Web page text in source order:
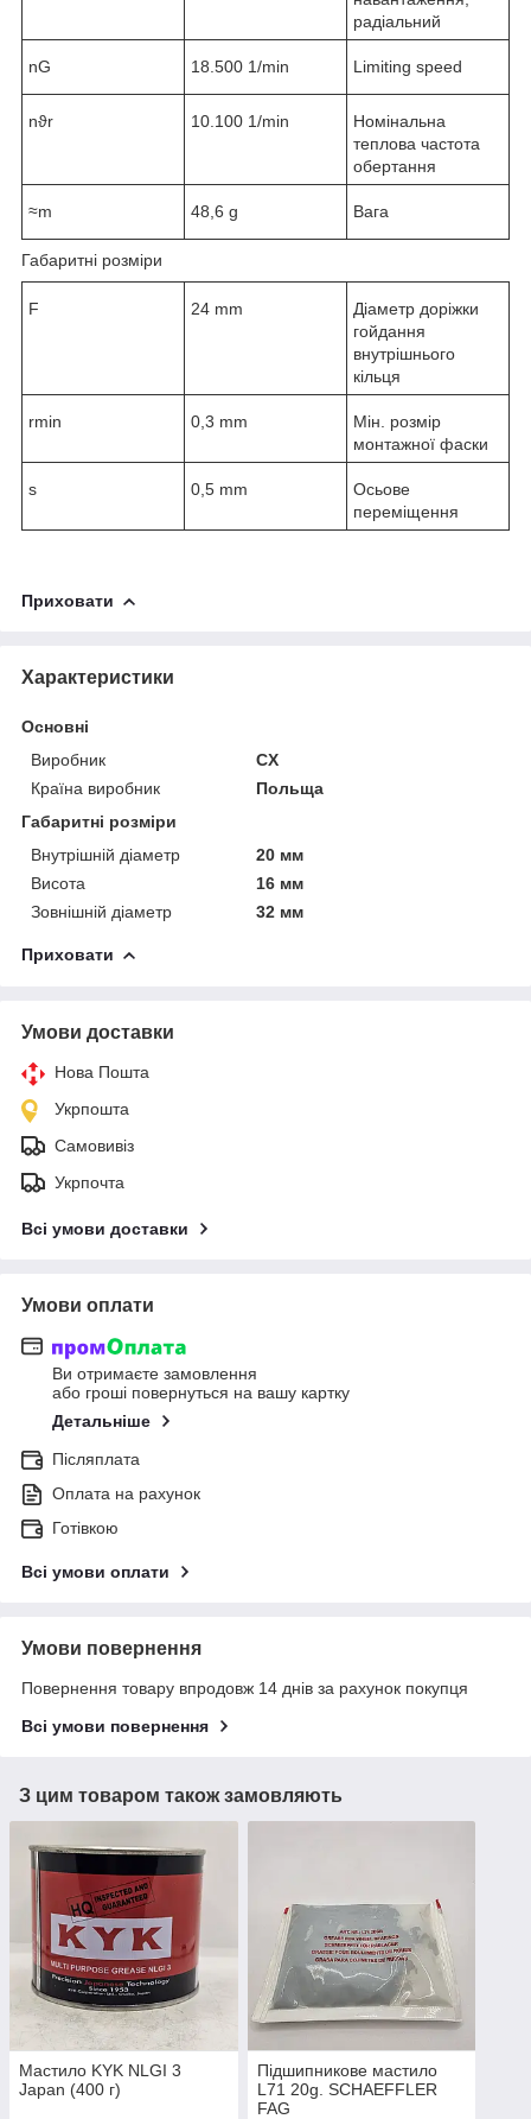
радіальний
nG 18.500 1/min Limiting speed
nϑr 10.100 1/min
Номінальна
теплова частота
обертання
≈m 48,6 g Вага
Габаритні розміри
F 24 mm
Діаметр доріжки
гойдання
внутрішнього
кільця
rmin 0,3 mm
Мін. розмір
монтажної фаски
s 0,5 mm
Осьове
переміщення
Приховати
Характеристики
Основні
Виробник
CX
Країна виробник
Польща
Габаритні розміри
Внутрішній діаметр
20 мм
Висота
16 мм
Зовнішній діаметр
32 мм
Приховати
Умови доставки
Нова Пошта
Укрпошта
Самовивіз
Укрпочта
Всі умови доставки
Умови оплати
Ви отримаєте замовлення
або гроші повернуться на вашу картку
Детальніше
Післяплата
Оплата на рахунок
Готівкою
Всі умови оплати
Умови повернення
Повернення товару впродовж 14 днів за рахунок покупця
Всі умови повернення
З цим товаром також замовляють
Мастило KYK NLGI 3
Japan (400 г)
Підшипникове мастило
L71 20g. SCHAEFFLER
FAG